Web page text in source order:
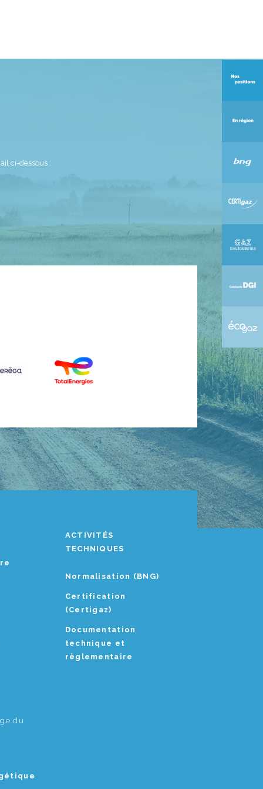
ci-dessous :
du
ACTIVITÉS
TECHNIQUES
Normalisation (BNG)
Certification
(Certigaz)
Documentation
technique et
règlementaire